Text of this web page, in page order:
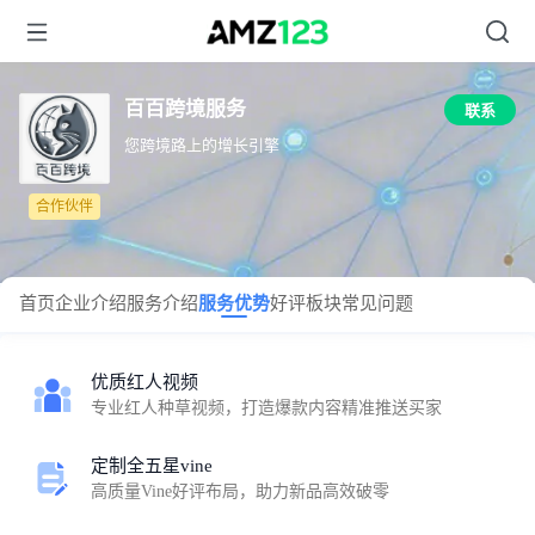
合作伙伴
百百跨境服务
联系
您跨境路上的增长引擎
首页企业介绍服务介绍服务优势好评板块常见问题
优质红人视频
专业红人种草视频，打造爆款内容精准推送买家
定制全五星vine
高质量Vine好评布局，助力新品高效破零